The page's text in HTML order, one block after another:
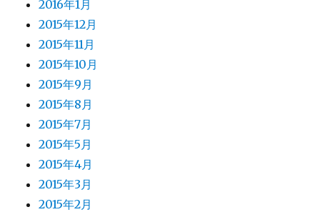
2016年1月
2015年12月
2015年11月
2015年10月
2015年9月
2015年8月
2015年7月
2015年5月
2015年4月
2015年3月
2015年2月